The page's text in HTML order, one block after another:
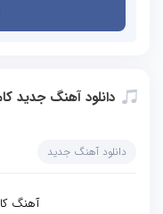
دانلود آهنگ جدید
دانلود آهنگ جدید
آهنگ